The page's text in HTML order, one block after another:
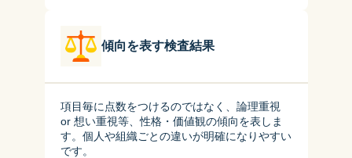
傾向を表す検査結果
項目毎に点数をつけるのではなく、論理重視
or 想い重視等、性格・価値観の傾向を表しま
す。個人や組織ごとの違いが明確になりやすい
です。